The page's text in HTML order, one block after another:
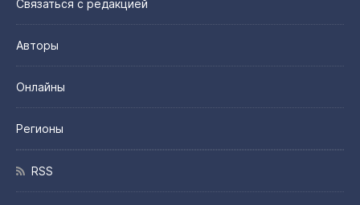
Связаться с редакцией
Авторы
Онлайны
Регионы
RSS